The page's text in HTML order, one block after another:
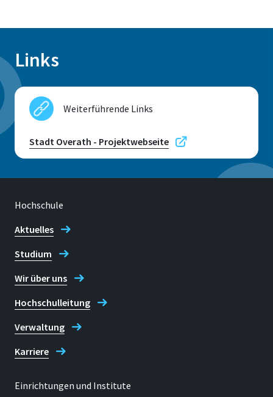
Links
Weiterführende Links
Stadt Overath - Projektwebseite
Hochschule
Aktuelles
Studium
Wir über uns
Hochschulleitung
Verwaltung
Karriere
Einrichtungen und Institute